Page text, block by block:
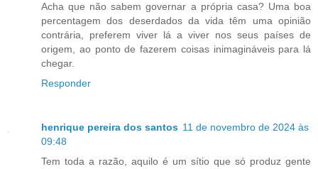
Acha que não sabem governar a própria casa? Uma boa
percentagem dos deserdados da vida têm uma opinião
contrária, preferem viver lá a viver nos seus países de
origem, ao ponto de fazerem coisas inimagináveis para lá
chegar.
Responder
henrique pereira dos santos 11 de novembro de 2024 às
09:48
Tem toda a razão, aquilo é um sítio que só produz gente